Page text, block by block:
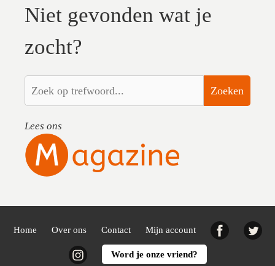
Niet gevonden wat je
zocht?
Zoeken
Lees ons
Home Over ons Contact Mijn account Facebook
InstagramWord je onze vriend?